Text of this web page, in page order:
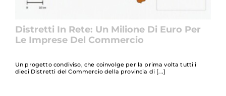
Distretti In Rete: Un Milione Di Euro Per
Le Imprese Del Commercio
Un progetto condiviso, che coinvolge per la prima volta tutti i
dieci Distretti del Commercio della provincia di